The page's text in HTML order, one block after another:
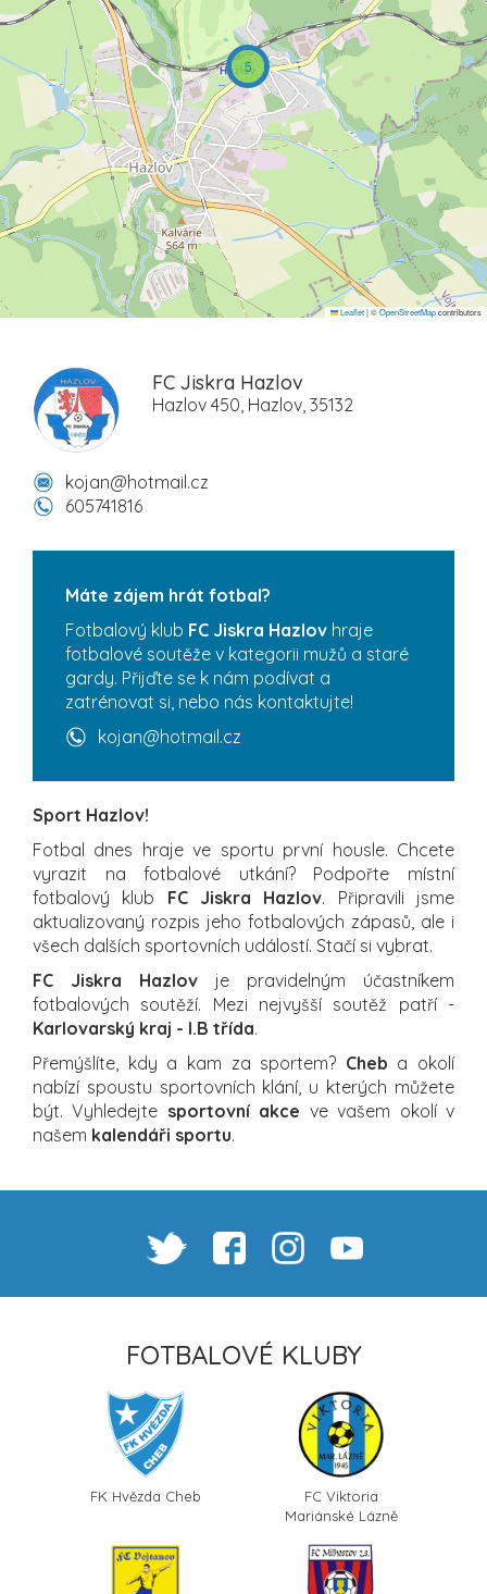
5
Leaflet|©OpenStreetMapcontributors
FC Jiskra Hazlov
Hazlov 450, Hazlov, 35132
kojan@hotmail.cz
605741816
Máte zájem hrát fotbal?
Fotbalový klub FC Jiskra Hazlov hraje
fotbalové soutěže v kategorii mužů a staré
gardy. Přijďte se k nám podívat a
zatrénovat si, nebo nás kontaktujte!
kojan@hotmail.cz
Sport Hazlov!
Fotbal dnes hraje ve sportu první housle. Chcete
vyrazit na fotbalové utkání? Podpořte místní
fotbalový klub FC Jiskra Hazlov. Připravili jsme
aktualizovaný rozpis jeho fotbalových zápasů, ale i
všech dalších sportovních událostí. Stačí si vybrat.
FC Jiskra Hazlov je pravidelným účastníkem
fotbalových soutěží. Mezi nejvyšší soutěž patří -
Karlovarský kraj - I.B třída.
Přemýšlíte, kdy a kam za sportem? Cheb a okolí
nabízí spoustu sportovních klání, u kterých můžete
být. Vyhledejte sportovní akce ve vašem okolí v
našem kalendáři sportu.
FOTBALOVÉ KLUBY
FK Hvězda Cheb
FC Viktoria
Mariánské Lázně